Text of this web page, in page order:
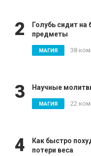
2
Голубь сидит
предметы
МАГИЯ 38
3 Научные
МАГИЯ 22
4
Как быстро
потери веса